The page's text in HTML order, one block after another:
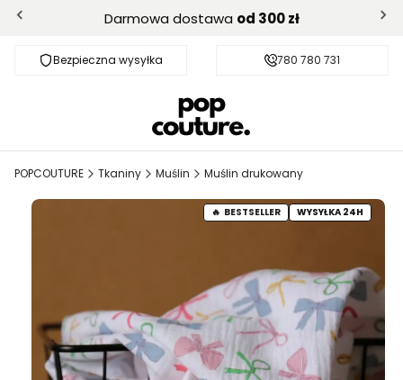
Darmowa dostawa od 300 zł
Bezpieczna wysyłka Darmowa dostawa od 300 zł
780 780 731
POPCOUTURE Tkaniny Muślin Muślin drukowany
BESTSELLER WYSYŁKA 24H